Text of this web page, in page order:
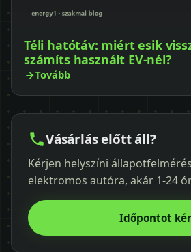
Téli hatótáv: miért esik
számíts használt EV-nél?
Tovább
Vásárlás előtt áll?
Kérjen helyszíni
elektromos autóra, akár 1-24
Időpontot